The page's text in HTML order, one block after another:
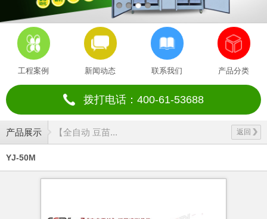
工程案例 新闻动态 联系我们 产品分类
拨打电话：400-61-53688
产品展示 返回
【全自动 豆苗...
YJ-50M